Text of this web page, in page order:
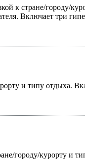
к стране/городу/
Включает три
и типу отдыха.
городу/курорту и